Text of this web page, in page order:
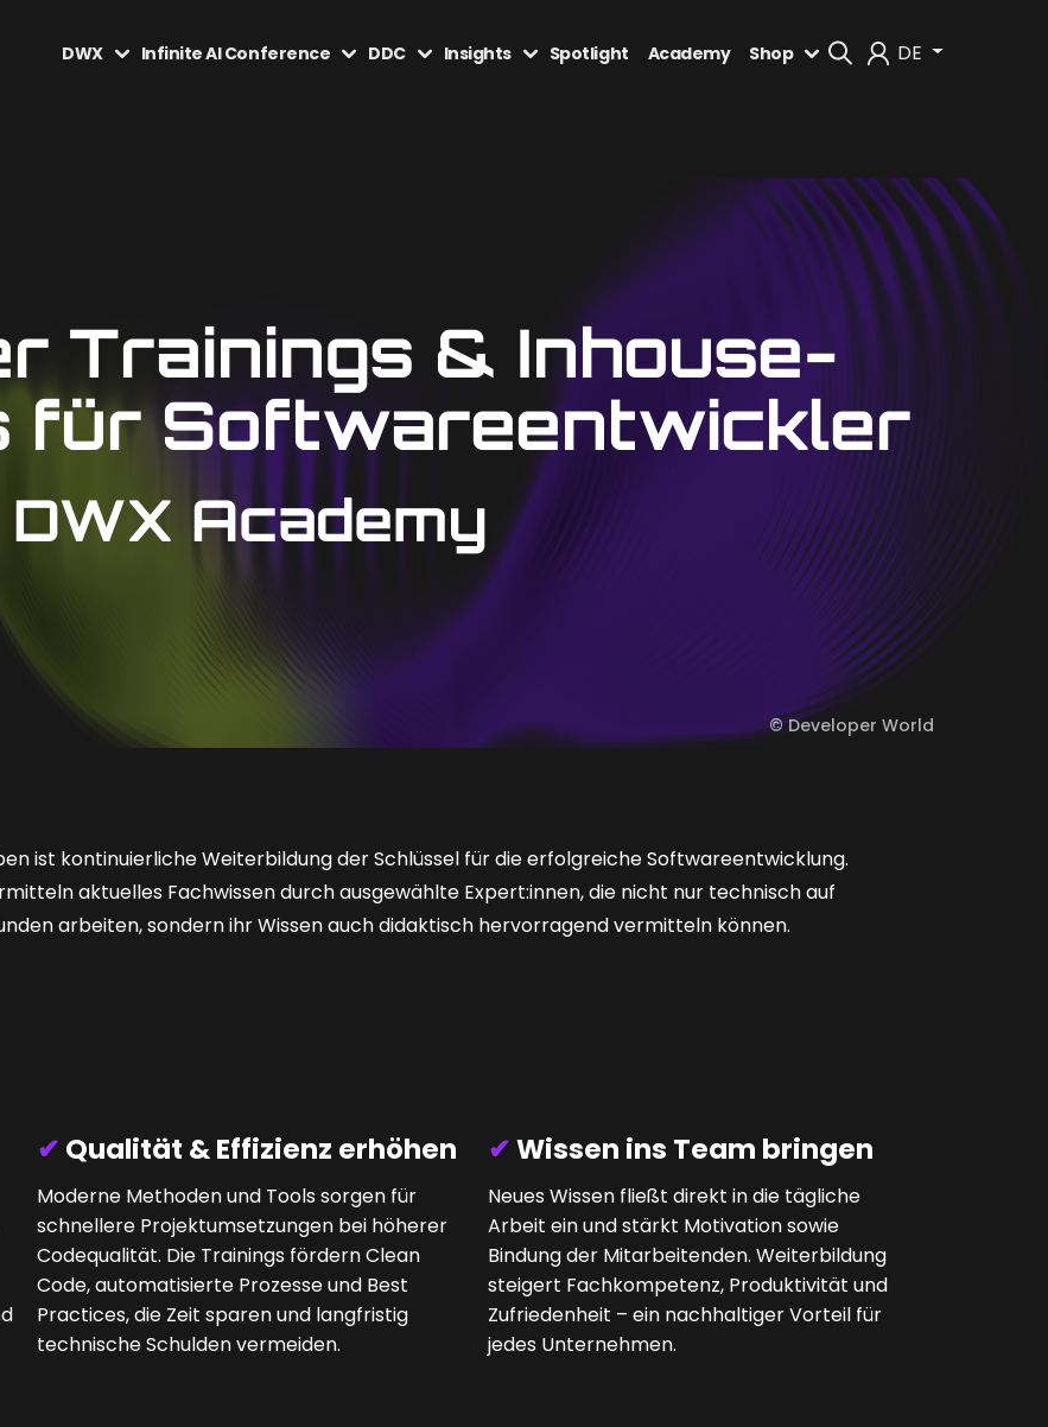
Abmelden
DE
DWX Infinite AI Conference DDC Insights Spotlight Academy Shop
Trainings & Inhouse-
für Softwareentwickler
DWX Academy
©Developer World
ist kontinuierliche Weiterbildung der Schlüssel für die erfolgreiche Softwareentwicklung.
aktuelles Fachwissen durch ausgewählte Expert:innen, die nicht nur technisch auf
arbeiten, sondern ihr Wissen auch didaktisch hervorragend vermitteln können.
✔ Qualität & Effizienz erhöhen
Moderne Methoden und Tools sorgen für
schnellere Projektumsetzungen bei höherer
Codequalität. Die Trainings fördern Clean
Code, automatisierte Prozesse und Best
Practices, die Zeit sparen und langfristig
technische Schulden vermeiden.
✔Wissen ins Team bringen
Neues Wissen fließt direkt in die tägliche
Arbeit ein und stärkt Motivation sowie
Bindung der Mitarbeitenden. Weiterbildung
steigert Fachkompetenz, Produktivität und
Zufriedenheit – ein nachhaltiger Vorteil für
jedes Unternehmen.